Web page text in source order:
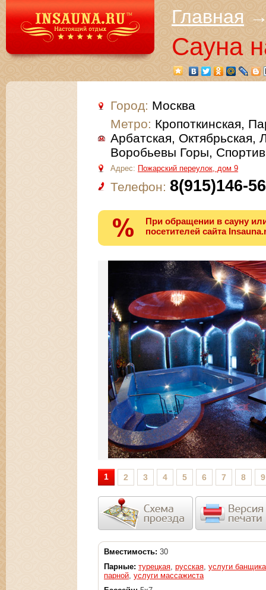
Главная
Сауна
Город: Москва
Метро: Кропоткинская,
Арбатская,
Воробьевы Горы,
Адрес: Пожарский переулок, дом 9
Телефон: 8(915)146-
При обращении в сауну
посетителей сайта
1 2 3 4 5 6 7 8 9
Вместимость: 30
Парные: турецкая, русская, услуги банщика
парной, услуги массажиста